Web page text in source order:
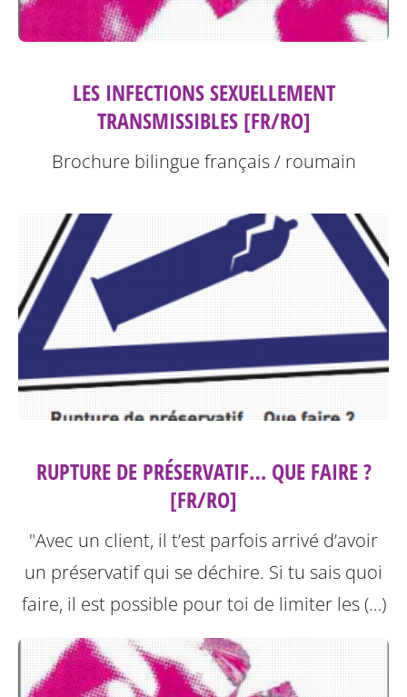
LES INFECTIONS SEXUELLEMENT
TRANSMISSIBLES [FR/RO]
Brochure bilingue français / roumain
RUPTURE DE PRÉSERVATIF… QUE FAIRE ?
[FR/RO]
"Avec un client, il t’est parfois arrivé d’avoir
un préservatif qui se déchire. Si tu sais quoi
faire, il est possible pour toi de limiter les (…)